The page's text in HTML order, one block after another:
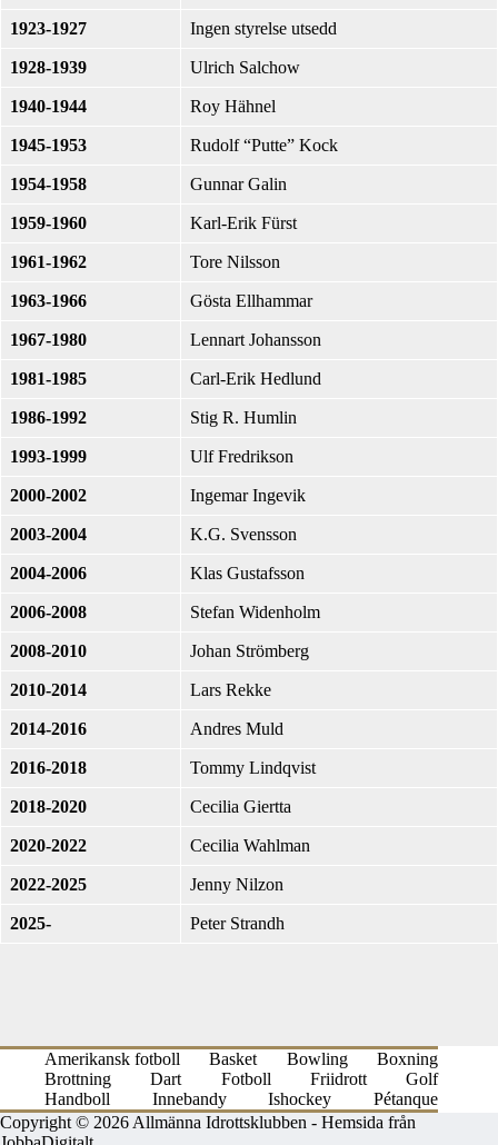
1923-1927 Ingen styrelse utsedd
1928-1939 Ulrich Salchow
1940-1944 Roy Hähnel
1945-1953 Rudolf “Putte” Kock
1954-1958 Gunnar Galin
1959-1960 Karl-Erik Fürst
1961-1962 Tore Nilsson
1963-1966 Gösta Ellhammar
1967-1980 Lennart Johansson
1981-1985 Carl-Erik Hedlund
1986-1992 Stig R. Humlin
1993-1999 Ulf Fredrikson
2000-2002 Ingemar Ingevik
2003-2004 K.G. Svensson
2004-2006 Klas Gustafsson
2006-2008 Stefan Widenholm
2008-2010 Johan Strömberg
2010-2014 Lars Rekke
2014-2016 Andres Muld
2016-2018 Tommy Lindqvist
2018-2020 Cecilia Giertta
2020-2022 Cecilia Wahlman
2022-2025 Jenny Nilzon
2025- Peter Strandh
Amerikansk fotboll Basket Bowling
Boxning
Brottning
Dart Fotboll Friidrott
Golf
Handboll
Innebandy Ishockey
Pétanque
Copyright © 2026 Allmänna Idrottsklubben - Hemsida från